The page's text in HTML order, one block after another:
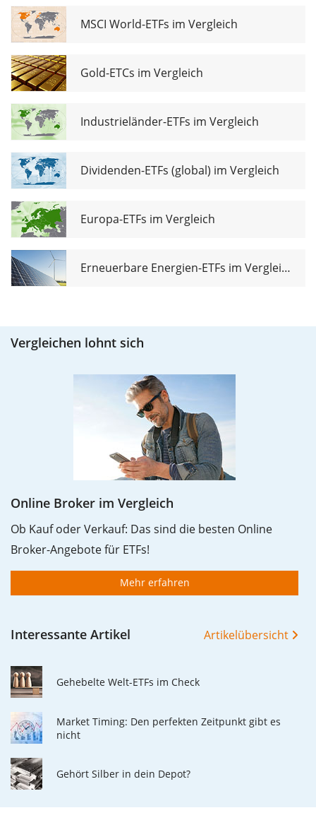
Aware UCITS
ETF EUR (Dist)MSCI World-ETFs im Vergleich
Gold-ETCs im Vergleich
Industrieländer-ETFs im Vergleich
Dividenden-ETFs (global) im Vergleich
Europa-ETFs im Vergleich
Erneuerbare Energien-ETFs im Vergleich
Vergleichen lohnt sich
Online Broker im Vergleich
Ob Kauf oder Verkauf: Das sind die besten Online
Broker-Angebote für ETFs!
Mehr erfahren
Interessante Artikel Artikelübersicht
Gehebelte Welt-ETFs im Check
Market Timing: Den perfekten Zeitpunkt gibt es
nicht
Gehört Silber in dein Depot?